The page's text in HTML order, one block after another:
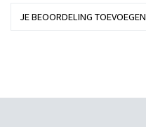
JE BEOORDELING TOEVOEGEN